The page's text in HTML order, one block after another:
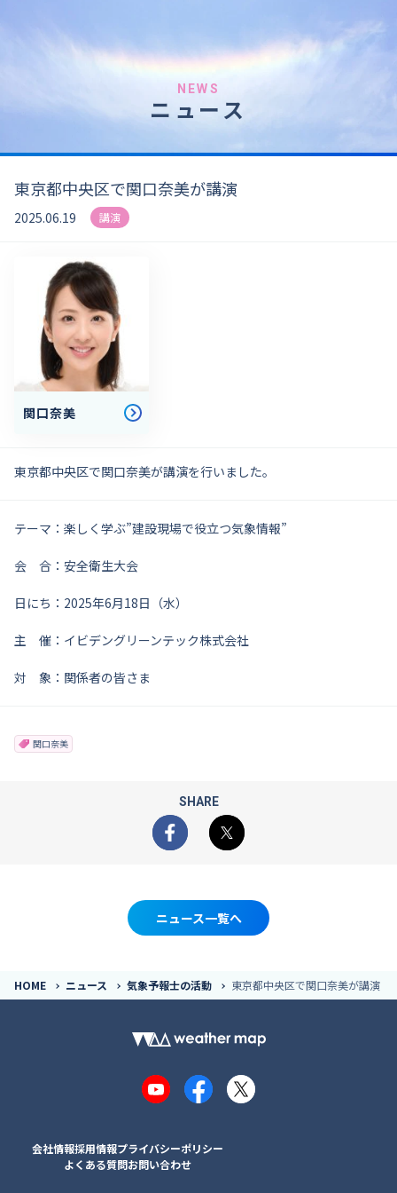
NEWS
ニュース
東京都中央区で関口奈美が講演
2025.06.19 講演
関口奈美
東京都中央区で関口奈美が講演を行いました。
テーマ：楽しく学ぶ”建設現場で役立つ気象情報”
会 合：安全衛生大会
日にち：2025年6月18日（水）
主 催：イビデングリーンテック株式会社
対 象：関係者の皆さま
関口奈美
SHARE
Facebook
X
ニュース一覧へ
HOME ニュース 気象予報士の活動 東京都中央区で関口奈美が講演
YouTubeFacebook
X
会社情報採用情報プライバシーポリシー
よくある質問お問い合わせ